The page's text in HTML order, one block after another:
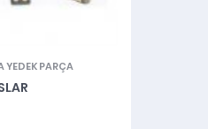
YEDEK PARÇA